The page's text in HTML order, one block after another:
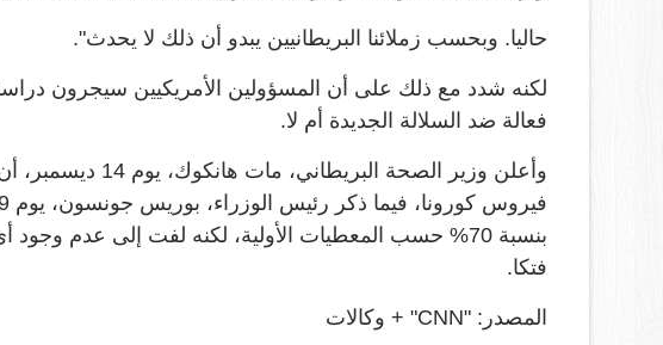
حاليا. وبحسب زملائنا البريطانيين يبدو أن ذلك لا يحدث".
لكنه شدد مع ذلك على أن المسؤولين الأمريكيين سيجرون
فعالة ضد السلالة الجديدة أم لا.
وأعلن وزير الصحة
بنسبة 70% حسب المعطيات الأولية، لكنه لفت إلى عدم
فتكا.
المصدر: "CNN" + وكالات